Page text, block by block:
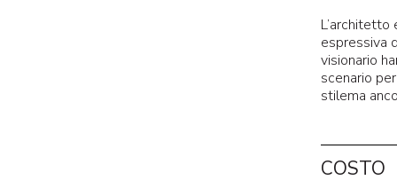
espressiva
visionario
scenario
stilema
COSTO